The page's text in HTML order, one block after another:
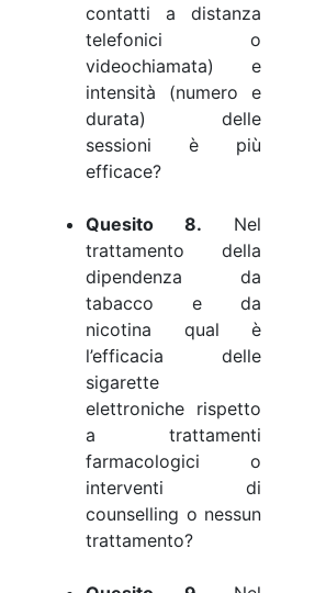
contatti a distanza
telefonici o
videochiamata) e
intensità (numero e
durata) delle
sessioni è più
efficace?
Quesito 8. Nel
trattamento della
dipendenza da
tabacco e da
nicotina qual è
l’efficacia delle
sigarette
elettroniche rispetto
a trattamenti
farmacologici o
interventi di
counselling o nessun
trattamento?